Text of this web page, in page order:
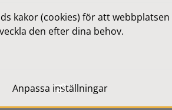
svar på många frågor
eller verksamhet.
du vad du vill få
i vår självservice.
kakor (cookies) för att
den efter dina behov.
Anpassa inställningar